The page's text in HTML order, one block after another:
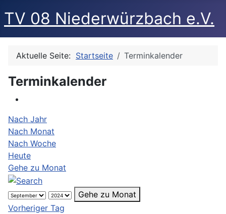
TV 08 Niederwürzbach e.V.
Aktuelle Seite: Startseite Terminkalender
Terminkalender
Nach Jahr
Nach Monat
Nach Woche
Heute
Gehe zu Monat
Gehe zu Monat
Vorheriger Tag